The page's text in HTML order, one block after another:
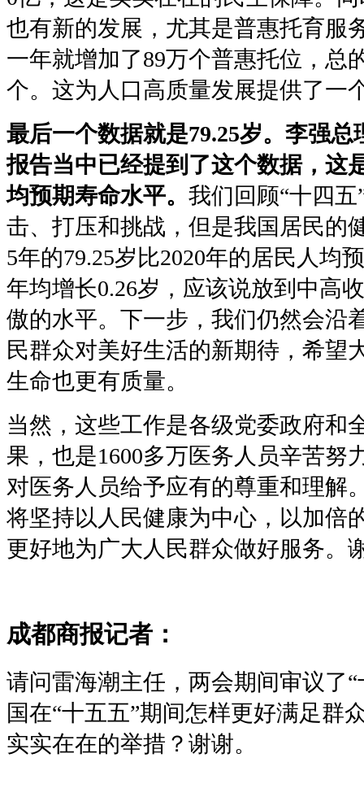
也有新的发展，尤其是普惠托育服
一年就增加了89万个普惠托位，总
个。这为人口高质量发展提供了一
最后一个数据就是79.25岁。李强
报告当中已经提到了这个数据，这
均预期寿命水平。 我们回顾“十四
击、打压和挑战，但是我国居民的
5年的79.25岁比2020年的居民人均
年均增长0.26岁，应该说放到中高
傲的水平。下一步，我们仍然会沿
民群众对美好生活的新期待，希望
生命也更有质量。
当然，这些工作是各级党委政府和
果，也是1600多万医务人员辛苦努
对医务人员给予应有的尊重和理解
将坚持以人民健康为中心，以加倍
更好地为广大人民群众做好服务。
成都商报记者：
请问雷海潮主任，两会期间审议了
国在“十五五”期间怎样更好满足群
实实在在的举措？谢谢。